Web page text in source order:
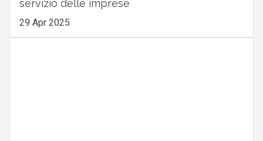
servizio delle imprese
29 Apr 2025